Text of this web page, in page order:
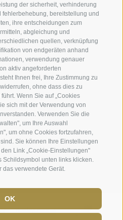
der sicherheit, verhinderung
bereitstellung und
ihre entscheidungen zum
abgleichung und
quellen, verknüpfung
von endgeräten anhand
verwendung genauer
aktiv angeforderten
Ihnen frei, Ihre Zustimmung zu
ohne dass dies zu
Wenn Sie auf „Cookies
sich mit der Verwendung von
Verwenden Sie die
um Ihre Auswahl
um ohne Cookies fortzufahren,
Sie können Ihre Einstellungen
Link „Cookie-Einstellungen"
Schildsymbol unten links klicken.
das verwendete Gerät.
OK
Awards
- Ratschings
656247